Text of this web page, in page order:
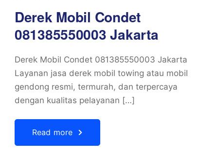
Derek Mobil Condet
081385550003 Jakarta
Derek Mobil Condet 081385550003 Jakarta
Layanan jasa derek mobil towing atau mobil
gendong resmi, termurah, dan terpercaya
dengan kualitas pelayanan […]
Read more